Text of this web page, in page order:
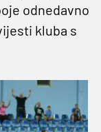
odnedavno
kluba s